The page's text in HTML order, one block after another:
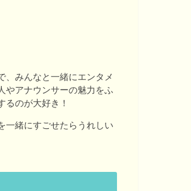
、みんなと一緒にエンタメ
やアナウンサーの魅力をふ
るのが大好き！
一緒にすごせたらうれしい